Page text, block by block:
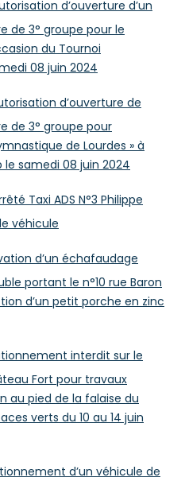
d’ouverture d’un
de 3° groupe pour le
du Tournoi
08 juin 2024
d’ouverture de
de 3° groupe pour
de Lourdes » à
samedi 08 juin 2024
Taxi ADS N°3 Philippe
véhicule
d’un échafaudage
portant le n°10 rue Baron
d’un petit porche en zinc
interdit sur le
Fort pour travaux
au pied de la falaise du
verts du 10 au 14 juin
d’un véhicule de